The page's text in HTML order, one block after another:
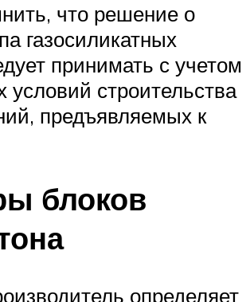
что решение о
газосиликатных
принимать с учетом
условий строительства
предъявляемых к
блоков
определяет